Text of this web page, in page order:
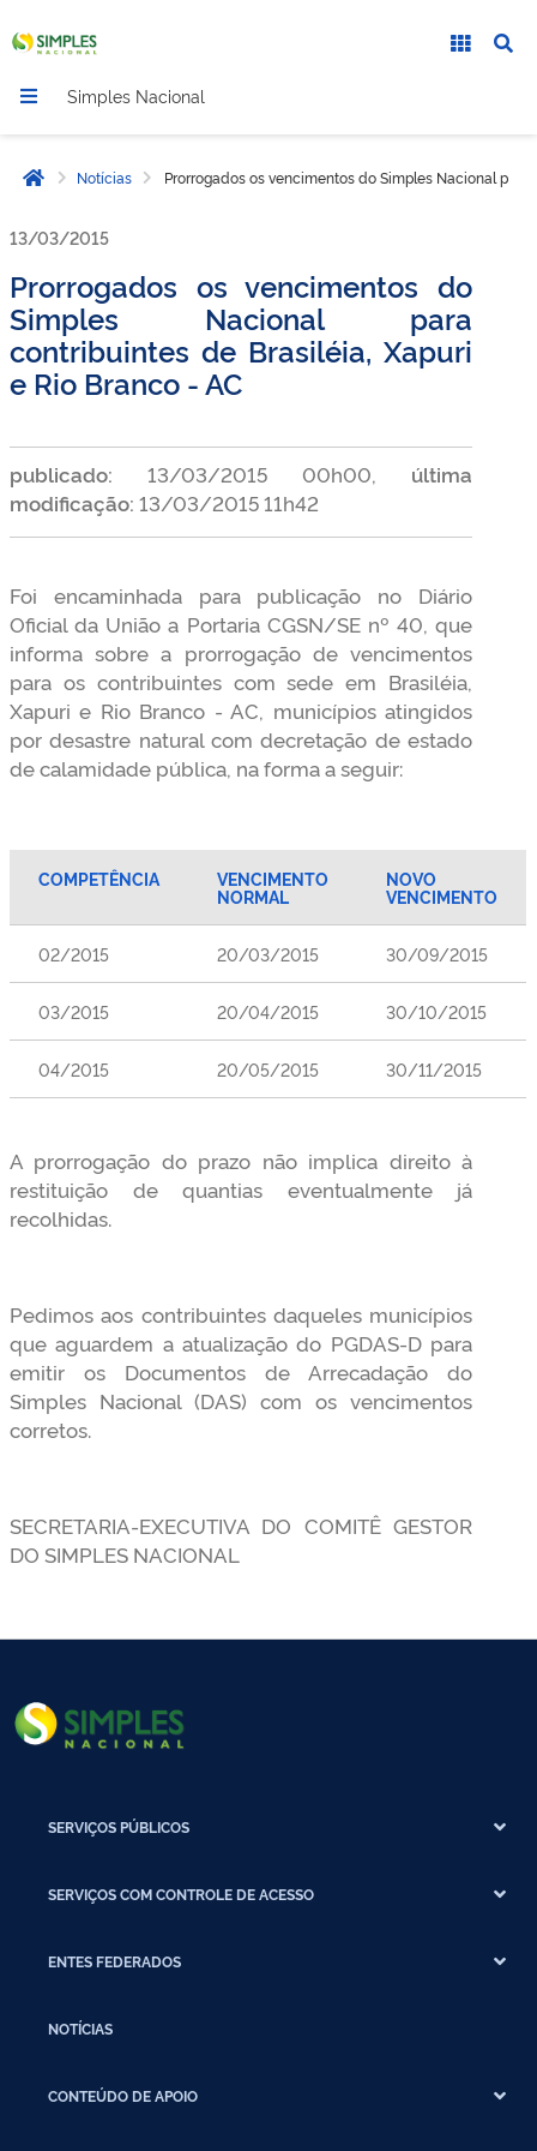
Simples Nacional
Página inicial
Notícias Prorrogados os vencimentos do Simples Nacional
13/03/2015
Prorrogados os vencimentos do
Simples Nacional para
contribuintes de Brasiléia, Xapuri
e Rio Branco - AC
publicado: 13/03/2015 00h00, última
modificação: 13/03/2015 11h42
Foi encaminhada para publicação no Diário
Oficial da União a Portaria CGSN/SE nº 40, que
informa sobre a prorrogação de vencimentos
para os contribuintes com sede em Brasiléia,
Xapuri e Rio Branco - AC, municípios atingidos
por desastre natural com decretação de estado
de calamidade pública, na forma a seguir:
COMPETÊNCIA VENCIMENTO
NORMAL
NOVO
VENCIMENTO
02/2015 20/03/2015 30/09/2015
03/2015 20/04/2015 30/10/2015
04/2015 20/05/2015 30/11/2015
A prorrogação do prazo não implica direito à
restituição de quantias eventualmente já
recolhidas.
Pedimos aos contribuintes daqueles municípios
que aguardem a atualização do PGDAS-D para
emitir os Documentos de Arrecadação do
Simples Nacional (DAS) com os vencimentos
corretos.
SECRETARIA-EXECUTIVA DO COMITÊ GESTOR
DO SIMPLES NACIONAL
SERVIÇOS PÚBLICOS
SERVIÇOS COM CONTROLE DE ACESSO
ENTES FEDERADOS
NOTÍCIAS
CONTEÚDO DE APOIO